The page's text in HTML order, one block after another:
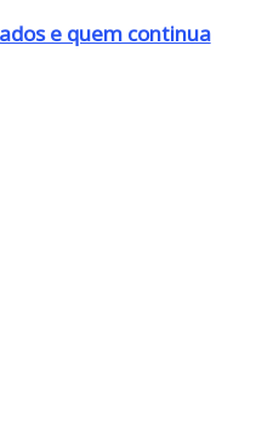
e quem continua